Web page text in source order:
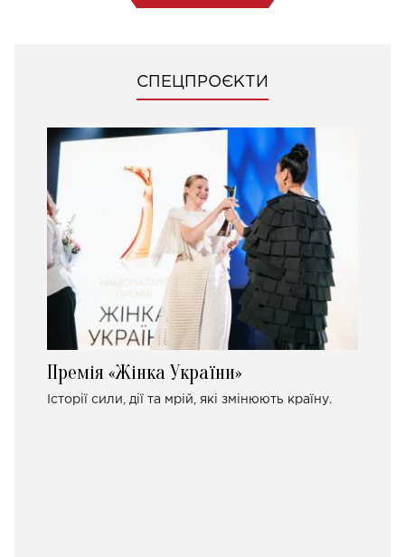
СПЕЦПРОЄКТИ
Премія «Жінка України»
Історії сили, дії та мрій, які змінюють країну.